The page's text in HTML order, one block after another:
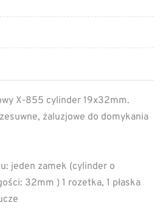
X-855 cylinder 19x32mm.
żaluzjowe do domykania
jeden zamek (cylinder o
32mm ) 1 rozetka, 1 płaska